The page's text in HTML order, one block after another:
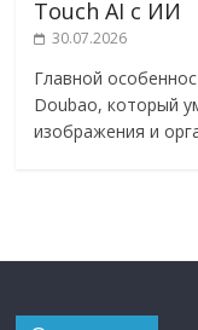
Touch AI с ИИ
30.07.2026
Главной
Doubao, который
изображения и